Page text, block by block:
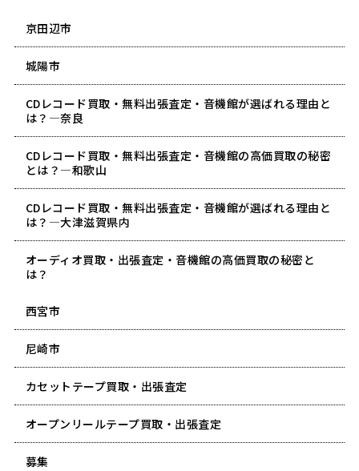
京田辺市
城陽市
CDレコード買取・無料出張査定・音機館が選ばれる理由と
は？―奈良
CDレコード買取・無料出張査定・音機館の高価買取の秘密
とは？―和歌山
CDレコード買取・無料出張査定・音機館が選ばれる理由と
は？―大津滋賀県内
オーディオ買取・出張査定・音機館の高価買取の秘密と
は？
西宮市
尼崎市
カセットテープ買取・出張査定
オープンリールテープ買取・出張査定
募集